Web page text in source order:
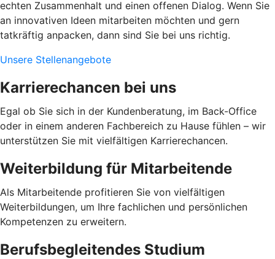
echten Zusammenhalt und einen offenen Dialog. Wenn Sie
an innovativen Ideen mitarbeiten möchten und gern
tatkräftig anpacken, dann sind Sie bei uns richtig.
Unsere Stellenangebote
Karrierechancen bei uns
Egal ob Sie sich in der Kundenberatung, im Back-Office
oder in einem anderen Fachbereich zu Hause fühlen – wir
unterstützen Sie mit vielfältigen Karrierechancen.
Weiterbildung für Mitarbeitende
Als Mitarbeitende profitieren Sie von vielfältigen
Weiterbildungen, um Ihre fachlichen und persönlichen
Kompetenzen zu erweitern.
Berufsbegleitendes Studium